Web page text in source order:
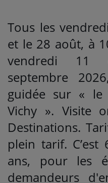
Tous les
et le 28 août, à
vendredi 11
septembre
guidée sur « le
Vichy ». Visite
Destinations.
plein tarif.
ans, pour les
demandeurs